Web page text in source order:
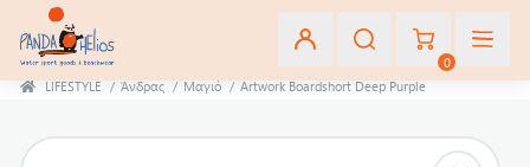
0
LIFESTYLE / Άνδρας / Μαγιό / Artwork Boardshort Deep Purple